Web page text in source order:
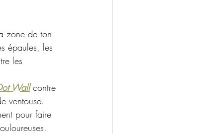
zone de ton
épaules, les
les
Wall contre
ventouse.
pour faire